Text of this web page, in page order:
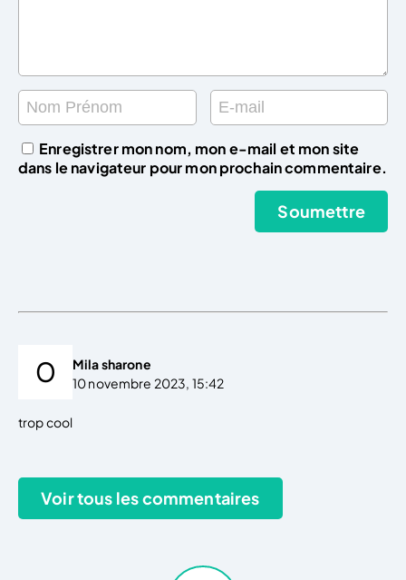
Enregistrer mon nom, mon e-mail et mon site
dans le navigateur pour mon prochain commentaire.
Mila sharone
10 novembre 2023, 15:42
trop cool